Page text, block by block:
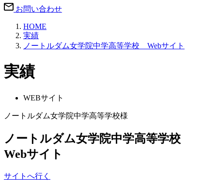
お問い合わせ
HOME
実績
ノートルダム女学院中学高等学校 Webサイト
実績
WEBサイト
ノートルダム女学院中学高等学校様
ノートルダム女学院中学高等学校
Webサイト
サイトへ行く